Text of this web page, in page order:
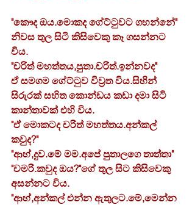
"කෞද ඔය.මොකද ගේට්ටුවට ගහන්නේ"
නිවස තුල සිටි කිසිවෙකු කෑ ගසන්නට
විය.
"චරිත් මහත්තය,පුතා.චරිත්.ඉන්නවද"
ඒ සමගම ගේට්ටුව විව්‍රත විය.සිහින්
සිරුරක් සහිත කොන්ඩය කඩා දමා සිටි
කාන්තාවක් එහි විය.
"ඒ මොකටද චරිත් මහත්තය.අන්කල්
කවුද?"
"ආහ්,දුව.මේ මම.අපේ පුතාලගෙ තාත්තා"
"චමරි.කවුද ඔය?"ගේ තුල සිට කිසිවෙකු
අසන්නට විය.
"ආහ්,අන්කල් එන්න ඇතුලට.මේ,මෙන්න